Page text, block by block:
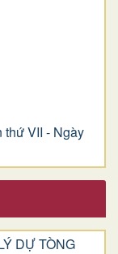
VII - Ngày
DỰ TÒNG